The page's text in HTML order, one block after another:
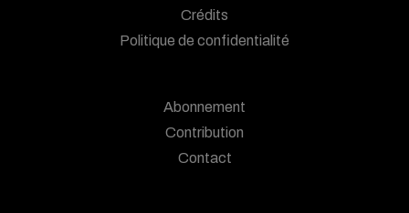
Crédits
Politique de confidentialité
Abonnement
Contribution
Contact